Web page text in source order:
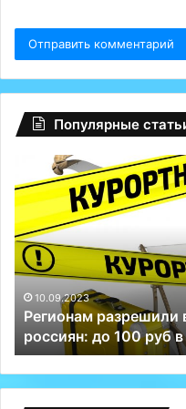
Популярные
Регионам
разрешили
взимать
курортный
сбор
россиян:
до
100
руб
в
сутки
10.09.2023
Регионам разрешили
россиян: до 100 руб в